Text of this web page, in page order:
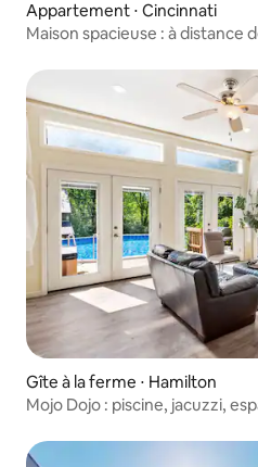
Appartement ⋅ Cincinnati
Maison spacieuse : à distance
Gîte à la ferme ⋅ Hamilton
Mojo Dojo : piscine, jacuzzi,